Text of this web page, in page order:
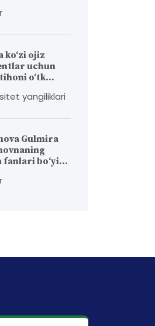
ko‘zi ojiz
uchun
o‘tk...
yangiliklari
Gulmira
bо‘yi...